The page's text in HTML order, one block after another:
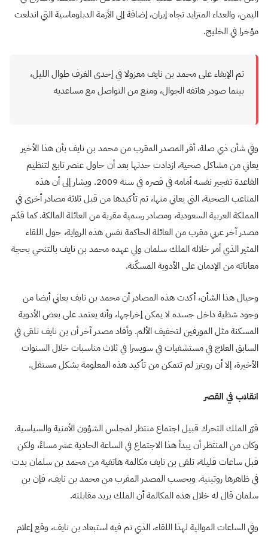
اليمن، والعداء المتزايد تجاه إيران، إضافة إلى الأزمة الدبلوماسية التي اندلعت
مؤخرا في الخليج.
تم الإبقاء على محمد بن نايف معزولا في إحدى الغرف طوال الليل،
بينما صودر هاتفه الجوال، ومنع من التواصل مع مساعديه
وفي شأن ذي صلة، أقر المصدر المقرب من محمد بن نايف بأن هذا الأخير
يعاني من مشاكل صحية، ازدادت حدتها بعد أن حاول عنصر تابع لتنظيم
القاعدة تفجير نفسه أمامه في قصره في سنة 2009. ويشار إلى أن هذه
المتاعب الصحية، التي يعاني منها، تم تأكيدها من قبل ثلاثة مصادر أخرى في
المملكة العربية السعودية، ومصادر رسمية مقربة من العائلة المالكة. كما قدّم
مصدر آخر عربي مقرب من العائلة الحاكمة نفس هذه الرواية، حول اللقاء
المثير الذي أمر خلاله الملك سلمان ولي عهده محمد بن نايف بالتنحي بحجة
معاناته من الإدمان على الأدوية المسكّنة.
وحيال هذا الشأن، أكدت هذه المصادر أن محمد بن نايف يعاني أيضا من
وجود شظية داخل جسده لا يمكن إخراجها، وأنه يعتمد على بعض الأدوية
المسكنة مثل المورفين لتخفيف الألم. وأفاد مصدر آخر أن بن نايف تلقى في
السابق العلاج في مستشفيات في سويسرا في ثلاث مناسبات خلال السنوات
الأخيرة، إلا أن رويترز لم تتمكن من تأكيد هذه المعلومة بشكل مستقل.
انقلاب في القصر
قرّر الملك التحرك قبيل اجتماع منتظر لمجلس الشؤون الأمنية والسياسية.
وكان من المنتظر أن يبدأ هذا الاجتماع في الساعة الحادية عشر مساءً، ولكن
قبل ساعات قليلة، تلقى بن نايف مكالمة هاتفية من محمد بن سلمان بدت
في ظاهرها روتينية. وبحسب المصدر المقرب من محمد بن نايف، فإن بن
سلمان قال له خلال هذه المكالمة أن الملك يريد مقابلته.
وفي الساعات الموالية لهذا اللقاء، الذي تم فيه استبعاد بن نايف، وقع إعلام